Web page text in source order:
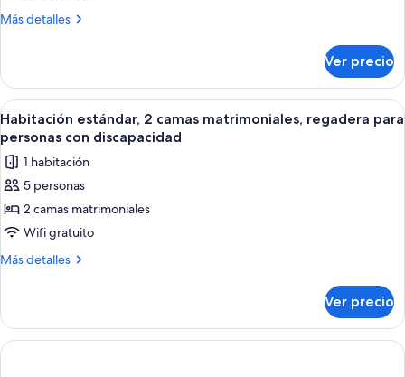
2
size,
para
no
fumadores
Más detalles
Más
estándar,
camas
Queen
size,
para
no
fumadores
Ver precio
Abrir
todas
las
fotos
de
Habitación
estándar,
2
regadera
para
personas
Habitación de hotel con dos camas,
5
Habitación estándar, 2 camas matrimoniales, regadera para
personas con discapacidad
1 habitación
5 personas
2 camas matrimoniales
Wifi gratuito
Más detalles
Más
estándar,
camas
Ver precio